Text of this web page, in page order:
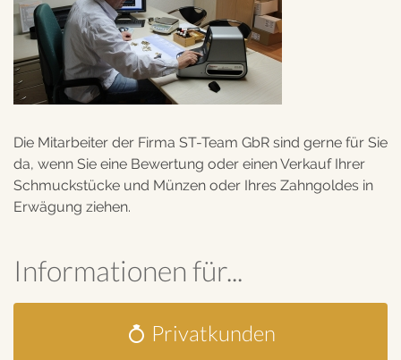
Die Mitarbeiter der Firma ST-Team GbR sind gerne für Sie
da, wenn Sie eine Bewertung oder einen Verkauf Ihrer
Schmuckstücke und Münzen oder Ihres Zahngoldes in
Erwägung ziehen.
Informationen für...
Privatkunden